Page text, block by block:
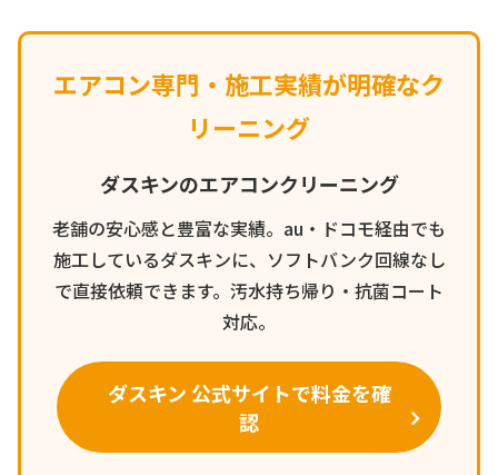
エアコン専門・施工実績が明確なク
リーニング
ダスキンのエアコンクリーニング
老舗の安心感と豊富な実績。au・ドコモ経由でも
施工しているダスキンに、ソフトバンク回線なし
で直接依頼できます。汚水持ち帰り・抗菌コート
対応。
ダスキン 公式サイトで料金を確
認